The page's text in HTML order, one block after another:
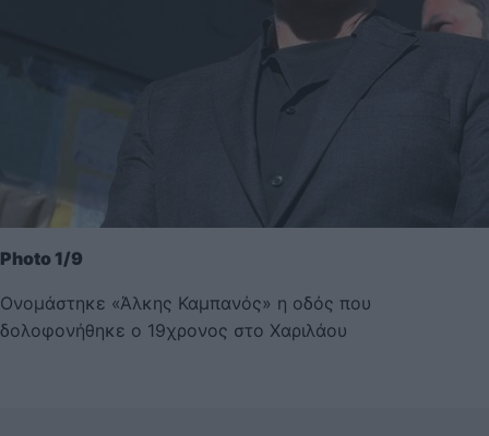
Photo 1/9
Ονομάστηκε «Άλκης Καμπανός» η οδός που
δολοφονήθηκε ο 19χρονος στο Χαριλάου